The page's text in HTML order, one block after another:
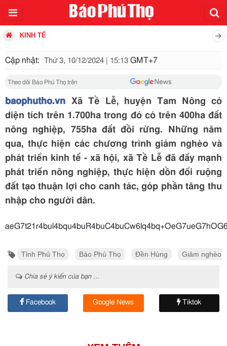
KINH TẾ
Cập nhật: Thứ 3, 10/12/2024 | 15:13 GMT+7
Theo dõi Báo Phú Thọ trên
baophutho.vn Xã Tề Lễ, huyện Tam Nông có
diện tích trên 1.700ha trong đó có trên 400ha đất
nông nghiệp, 755ha đất đồi rừng. Những năm
qua, thực hiện các chương trình giảm nghèo và
phát triển kinh tế - xã hội, xã Tề Lễ đã đẩy mạnh
phát triển nông nghiệp, thực hiện dồn đổi ruộng
đất tạo thuận lợi cho canh tác, góp phần tăng thu
nhập cho người dân.
Tỉnh Phú Thọ Báo Phú Thọ Đền Hùng Giảm nghèo
Chia sẻ ý kiến của bạn ...
Facebook Google News Tiktok